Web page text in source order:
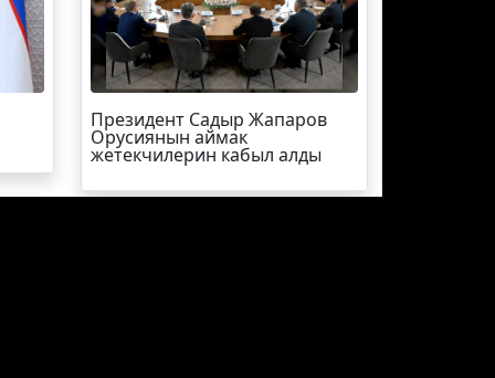
Президент Садыр Жапаров
Орусиянын аймак
жетекчилерин кабыл алды